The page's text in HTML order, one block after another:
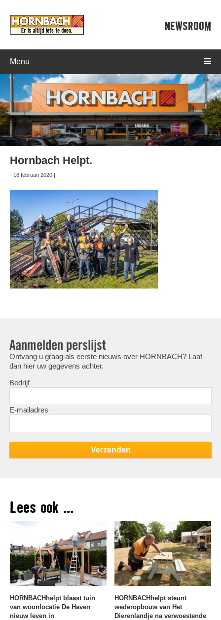
NEWSROOM
Menu
Hornbach Helpt.
- 18 februari 2020 |
Aanmelden perslijst
Ontvang u graag als eerste nieuws over HORNBACH? Laat
dan hier uw gegevens achter.
Bedrijf
E-mailadres
Lees ook ...
HORNBACHhelpt blaast tuin
van woonlocatie De Haven
nieuw leven in
HORNBACHhelpt steunt
wederopbouw van Het
Dierenlandje na verwoestende